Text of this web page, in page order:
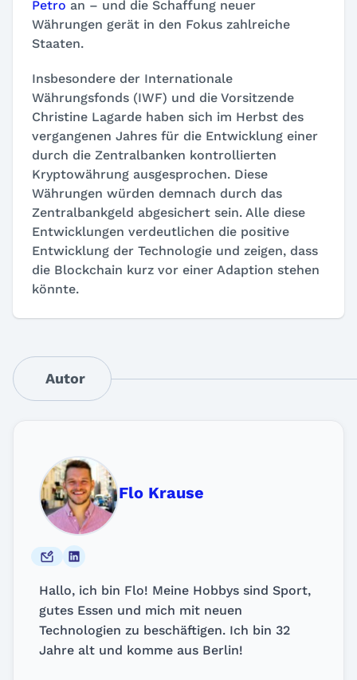
Petro an – und die Schaffung neuer
Währungen gerät in den Fokus zahlreiche
Staaten.
Insbesondere der Internationale
Währungsfonds (IWF) und die Vorsitzende
Christine Lagarde haben sich im Herbst des
vergangenen Jahres für die Entwicklung einer
durch die Zentralbanken kontrollierten
Kryptowährung ausgesprochen. Diese
Währungen würden demnach durch das
Zentralbankgeld abgesichert sein. Alle diese
Entwicklungen verdeutlichen die positive
Entwicklung der Technologie und zeigen, dass
die Blockchain kurz vor einer Adaption stehen
könnte.
Autor
Flo Krause
Hallo, ich bin Flo! Meine Hobbys sind Sport,
gutes Essen und mich mit neuen
Technologien zu beschäftigen. Ich bin 32
Jahre alt und komme aus Berlin!